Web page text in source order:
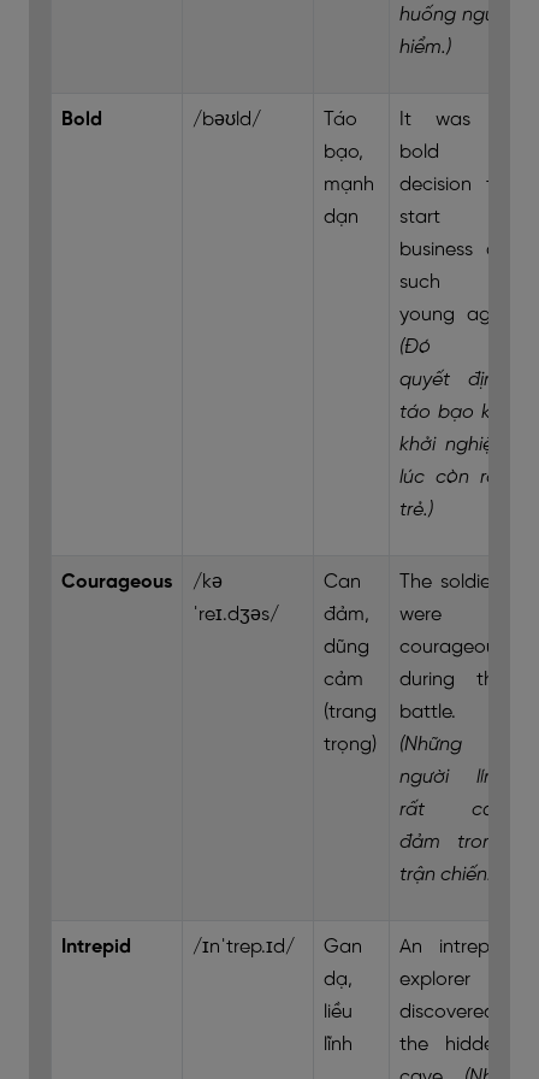
huống nguy
hiểm.)
Bold /bəʊld/
Táo
bạo,
mạnh
dạn
It was a
bold
decision to
start a
business at
such a
young age.
(Đó là
quyết định
táo bạo khi
khởi nghiệp
lúc còn rất
trẻ.)
Courageous
/kə
ˈreɪ.dʒəs/
Can
đảm,
dũng
cảm
(trang
trọng)
The soldiers
were
courageous
during the
battle.
(Những
người lính
rất can
đảm trong
trận chiến.)
Intrepid /ɪnˈtrep.ɪd/
Gan
dạ,
liều
lĩnh
An intrepid
explorer
discovered
the hidden